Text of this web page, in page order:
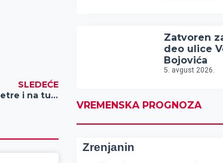
SLEDEĆE
U toku vikenda skrininzi na tumore jetre i na tumore kože u Opštoj bolnici Zrenjanin
Zatvoren
deo ulice
Bojovića
5. avgust 2026.
VREMENSKA PROGNOZA